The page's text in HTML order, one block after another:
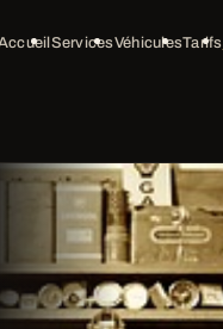
ServicesVéhiculesTarifs